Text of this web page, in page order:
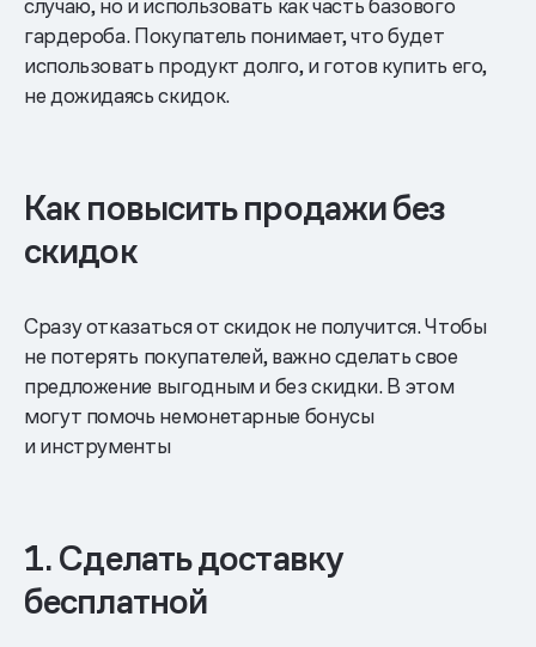
гардероба. Покупатель понимает, что будет
использовать продукт долго, и готов купить его,
не дожидаясь скидок.
Как повысить продажи без
скидок
Сразу отказаться от скидок не получится. Чтобы
не потерять покупателей, важно сделать свое
предложение выгодным и без скидки. В этом
могут помочь немонетарные бонусы
и инструменты
1. Сделать доставку
бесплатной